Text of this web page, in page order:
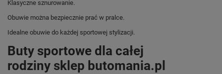
Klasyczne sznurowanie.
Obuwie można bezpiecznie prać w pralce.
Idealne obuwie do każdej sportowej stylizacji.
Buty sportowe dla całej
rodziny sklep butomania.pl